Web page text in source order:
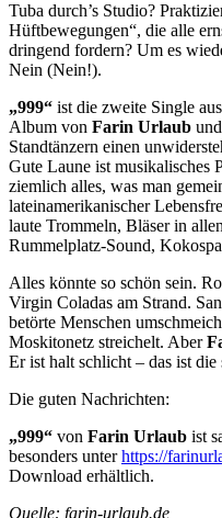
Tuba durch’s Studio?
Hüftbewegungen“, die alle
dringend fordern? Um es
Nein (Nein!).
„999“ ist die zweite Single
Album von Farin Urlaub
Standtänzern einen
Gute Laune ist musikalisches
ziemlich alles, was man
lateinamerikanischer
laute Trommeln, Bläser in
Rummelplatz-Sound,
Alles könnte so schön sein.
Virgin Coladas am Strand.
betörte Menschen
Moskitonetz streichelt. Aber
Er ist halt schlicht – das ist
Die guten Nachrichten:
„999“ von Farin Urlaub ist
besonders unterhttps://
Download erhältlich.
Quelle: farin-urlaub.de